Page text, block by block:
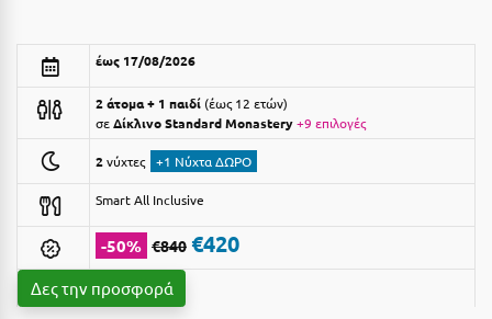
Αριδαία
Αρκαδία
Αρκίτσα
Αρτέμιδα
Αρχαία Ολυμπία
Αστυπάλαια
Ξενοδοχεία 4 Αστέρων
Ξενοδοχεία 5 Αστέρων
Βίλες
Κρουαζιέρες
Ενοικιαζόμενα Δωμάτια
Διαμερίσματα
έως 17/08/2026
2 άτομα + 1 παιδί έως 12 ετών
σεΔίκλινο Standard Monastery+9 επιλογές
2νύχτες +1 Νύχτα ΔΩΡΟ
Smart All Inclusive
-50% €840 €420
Δες την προσφορά